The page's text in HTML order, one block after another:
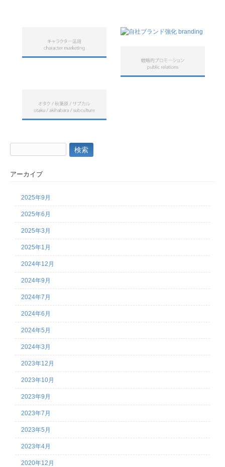
索:
アーカイブ
2025年9月
2025年6月
2025年3月
2025年1月
2024年12月
2024年9月
2024年7月
2024年6月
2024年5月
2024年3月
2023年12月
2023年10月
2023年9月
2023年7月
2023年5月
2023年4月
2020年12月